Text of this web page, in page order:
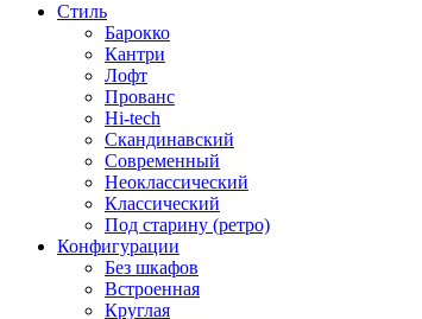
Стиль
Барокко
Кантри
Лофт
Прованс
Hi-tech
Скандинавский
Современный
Неоклассический
Классический
Под старину (ретро)
Конфигурации
Без шкафов
Встроенная
Круглая